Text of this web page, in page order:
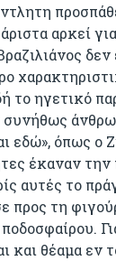
αρκεί
δεν
το ηγετικό
συνήθως
εδώ», όπως ο
έκαναν την
αυτές το
προς τη
και θέαμα εν